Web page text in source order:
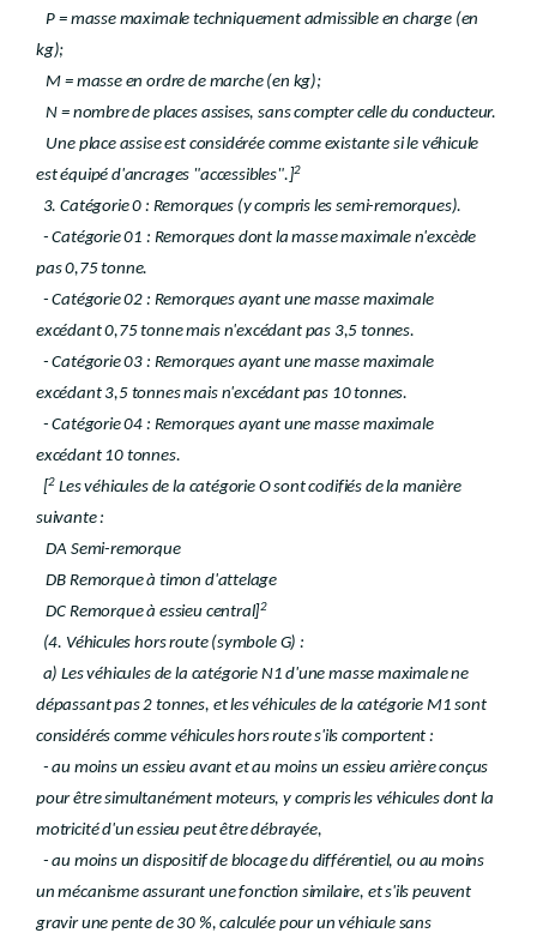
P = masse maximale techniquement admissible en charge (en
kg);
M = masse en ordre de marche (en kg);
N = nombre de places assises, sans compter celle du conducteur.
Une place assise est considérée comme existante si le véhicule
est équipé d'ancrages "accessibles".]2
3. Catégorie 0 : Remorques (y compris les semi-remorques).
- Catégorie 01 : Remorques dont la masse maximale n'excède
pas 0,75 tonne.
- Catégorie 02 : Remorques ayant une masse maximale
excédant 0,75 tonne mais n'excédant pas 3,5 tonnes.
- Catégorie 03 : Remorques ayant une masse maximale
excédant 3,5 tonnes mais n'excédant pas 10 tonnes.
- Catégorie 04 : Remorques ayant une masse maximale
excédant 10 tonnes.
[2 Les véhicules de la catégorie O sont codifiés de la manière
suivante :
DA Semi-remorque
DB Remorque à timon d'attelage
DC Remorque à essieu central]2
(4. Véhicules hors route (symbole G) :
a) Les véhicules de la catégorie N1 d'une masse maximale ne
dépassant pas 2 tonnes, et les véhicules de la catégorie M1 sont
considérés comme véhicules hors route s'ils comportent :
- au moins un essieu avant et au moins un essieu arrière conçus
pour être simultanément moteurs, y compris les véhicules dont la
motricité d'un essieu peut être débrayée,
- au moins un dispositif de blocage du différentiel, ou au moins
un mécanisme assurant une fonction similaire, et s'ils peuvent
gravir une pente de 30 %, calculée pour un véhicule sans